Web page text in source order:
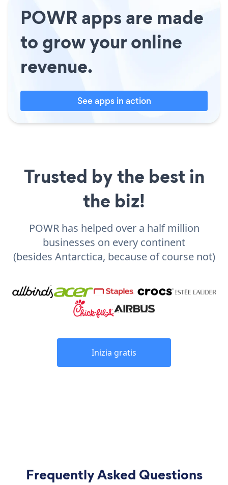
POWR apps are made
to grow your online
revenue.
See apps in action
Trusted by the best in
the biz!
POWR has helped over a half million
businesses on every continent
(besides Antarctica, because of course not)
Inizia gratis
Frequently Asked Questions